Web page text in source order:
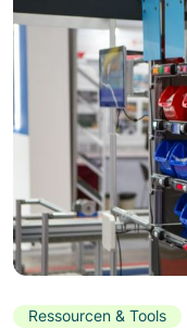
Ressourcen & Tools